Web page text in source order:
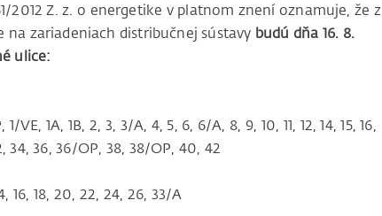
2012 Z. z. o energetike v platnom znení oznamuje, že z
zariadeniach distribučnej sústavy budú dňa 16. 8.
ulice:
VE, 1A, 1B, 2, 3, 3/A, 4, 5, 6, 6/A, 8, 9, 10, 11, 12, 14, 15, 16,
34, 36, 36/OP, 38, 38/OP, 40, 42
16, 18, 20, 22, 24, 26, 33/A